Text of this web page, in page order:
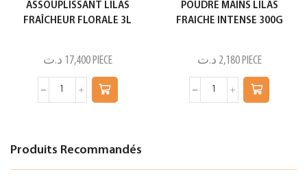
ASSOUPLISSANT LILAS
FRAÎCHEUR FLORALE 3L
17,400 د.ت PIECE
POUDRE MAINS LILAS
FRAICHE INTENSE 300G
2,180 د.ت PIECE
Produits Recommandés